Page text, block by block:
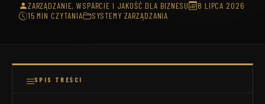
ZARZĄDZANIE, WSPARCIE I JAKOŚĆ DLA BIZNESU
8 LIPCA 2026
15 MIN CZYTANIA
SYSTEMY ZARZĄDZANIA
SPIS TREŚCI